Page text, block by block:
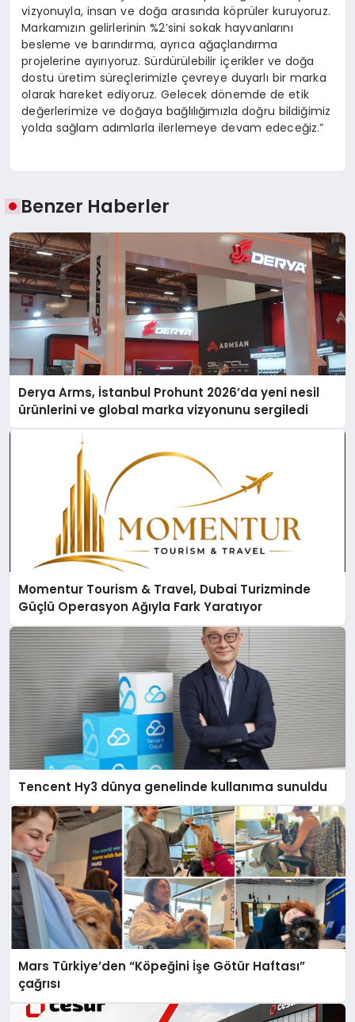
vizyonuyla, insan ve doğa arasında köprüler kuruyoruz.
Markamızın gelirlerinin %2’sini sokak hayvanlarını
besleme ve barındırma, ayrıca ağaçlandırma
projelerine ayırıyoruz. Sürdürülebilir içerikler ve doğa
dostu üretim süreçlerimizle çevreye duyarlı bir marka
olarak hareket ediyoruz. Gelecek dönemde de etik
değerlerimize ve doğaya bağlılığımızla doğru bildiğimiz
yolda sağlam adımlarla ilerlemeye devam edeceğiz.”
Benzer Haberler
Derya Arms, İstanbul Prohunt 2026’da yeni nesil
ürünlerini ve global marka vizyonunu sergiledi
Momentur Tourism & Travel, Dubai Turizminde
Güçlü Operasyon Ağıyla Fark Yaratıyor
Tencent Hy3 dünya genelinde kullanıma sunuldu
Mars Türkiye’den “Köpeğini İşe Götür Haftası”
çağrısı